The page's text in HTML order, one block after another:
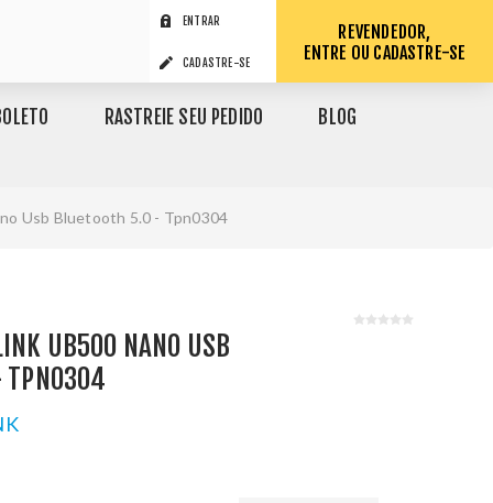
ENTRAR
CADASTRE-SE
REVENDEDOR,
ENTRE OU CADASTRE-SE
RASTREIE SEU PEDIDO BLOG
Usb Bluetooth 5.0 - Tpn0304
UB500 NANO USB
TPN0304